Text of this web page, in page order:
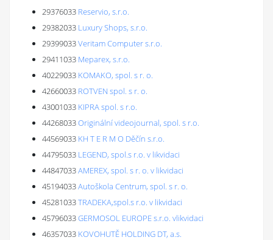
29376033 Reservio, s.r.o.
29382033 Luxury Shops, s.r.o.
29399033Veritam Computer s.r.o.
29411033 Meparex, s.r.o.
40229033 KOMAKO, spol. s r. o.
42660033 ROTVEN spol. s r. o.
43001033 KIPRA spol. s r.o.
44268033Originální videojournal, spol. s r.o.
44569033 KH T E R M O Děčín s.r.o.
44795033 LEGEND, spol.s r.o. v likvidaci
44847033AMEREX, spol. s r. o. v likvidaci
45194033Autoškola Centrum, spol. s r. o.
45281033TRADEKA,spol.s r.o. v likvidaci
45796033GERMOSOL EUROPE s.r.o. vlikvidaci
46357033 KOVOHUTĚ HOLDING DT, a.s.